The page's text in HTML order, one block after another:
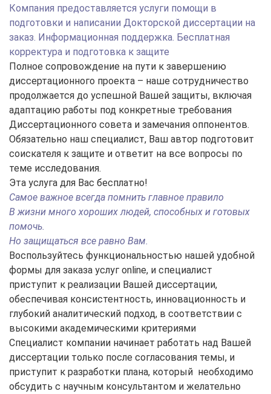
Компания предоставляется услуги помощи в
подготовки и написании Докторской диссертации на
заказ. Информационная поддержка. Бесплатная
корректура и подготовка к защите
Полное сопровождение на пути к завершению
диссертационного проекта – наше сотрудничество
продолжается до успешной Вашей защиты, включая
адаптацию работы под конкретные требования
Диссертационного совета и замечания оппонентов.
Обязательно наш специалист, Ваш автор подготовит
соискателя к защите и ответит на все вопросы по
теме исследования.
Эта услуга для Вас бесплатно!
Самое важное всегда помнить главное правило
В жизни много хороших людей, способных и готовых
помочь.
Но защищаться все равно Вам.
Воспользуйтесь функциональностью нашей удобной
формы для заказа услуг online, и специалист
приступит к реализации Вашей диссертации,
обеспечивая консистентность, инновационность и
глубокий аналитический подход, в соответствии с
высокими академическими критериями
Специалист компании начинает работать над Вашей
диссертации только после согласования темы, и
приступит к разработки плана, который необходимо
обсудить с научным консультантом и желательно